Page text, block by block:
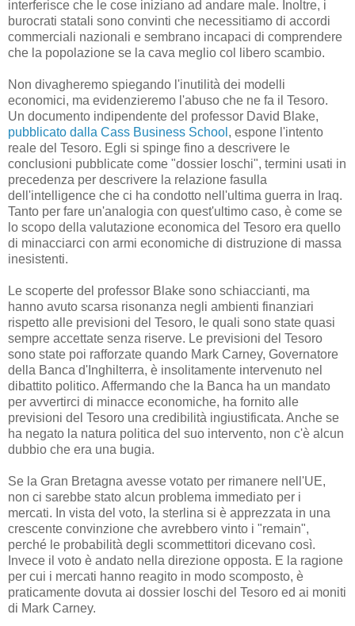
interferisce che le cose iniziano ad andare male. Inoltre, i
burocrati statali sono convinti che necessitiamo di accordi
commerciali nazionali e sembrano incapaci di comprendere
che la popolazione se la cava meglio col libero scambio.
Non divagheremo spiegando l'inutilità dei modelli
economici, ma evidenzieremo l'abuso che ne fa il Tesoro.
Un documento indipendente del professor David Blake,
pubblicato dalla Cass Business School , espone l'intento
reale del Tesoro. Egli si spinge fino a descrivere le
conclusioni pubblicate come "dossier loschi", termini usati in
precedenza per descrivere la relazione fasulla
dell'intelligence che ci ha condotto nell'ultima guerra in Iraq.
Tanto per fare un'analogia con quest'ultimo caso, è come se
lo scopo della valutazione economica del Tesoro era quello
di minacciarci con armi economiche di distruzione di massa
inesistenti.
Le scoperte del professor Blake sono schiaccianti, ma
hanno avuto scarsa risonanza negli ambienti finanziari
rispetto alle previsioni del Tesoro, le quali sono state quasi
sempre accettate senza riserve. Le previsioni del Tesoro
sono state poi rafforzate quando Mark Carney, Governatore
della Banca d'Inghilterra, è insolitamente intervenuto nel
dibattito politico. Affermando che la Banca ha un mandato
per avvertirci di minacce economiche, ha fornito alle
previsioni del Tesoro una credibilità ingiustificata. Anche se
ha negato la natura politica del suo intervento, non c'è alcun
dubbio che era una bugia.
Se la Gran Bretagna avesse votato per rimanere nell'UE,
non ci sarebbe stato alcun problema immediato per i
mercati. In vista del voto, la sterlina si è apprezzata in una
crescente convinzione che avrebbero vinto i "remain",
perché le probabilità degli scommettitori dicevano così.
Invece il voto è andato nella direzione opposta. E la ragione
per cui i mercati hanno reagito in modo scomposto, è
praticamente dovuta ai dossier loschi del Tesoro ed ai moniti
di Mark Carney.